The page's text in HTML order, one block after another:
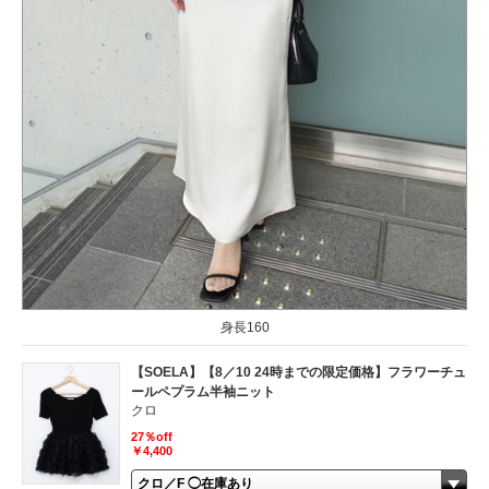
身長160
【SOELA】【8／10 24時までの限定価格】フラワーチュ
ールペプラム半袖ニット
クロ
27％off
￥4,400